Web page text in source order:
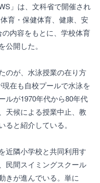
」は、文科省で開催され
育・保健体育、健康、安
内容をもとに、学校体育
開した。
のが、水泳授業の在り方
在も自校プールで水泳を
ルが1970年代から80年代
天候による授業中止、教
と紹介している。
近隣小学校と共同利用す
民間スイミングスクール
きが進んでいる。単に